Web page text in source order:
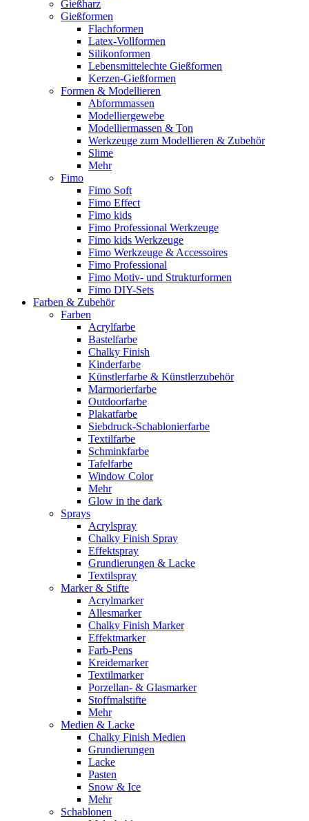
Gießharz
Gießformen
Flachformen
Latex-Vollformen
Silikonformen
Lebensmittelechte Gießformen
Kerzen-Gießformen
Formen & Modellieren
Abformmassen
Modelliergewebe
Modelliermassen & Ton
Werkzeuge zum Modellieren & Zubehör
Slime
Mehr
Fimo
Fimo Soft
Fimo Effect
Fimo kids
Fimo Professional Werkzeuge
Fimo kids Werkzeuge
Fimo Werkzeuge & Accessoires
Fimo Professional
Fimo Motiv- und Strukturformen
Fimo DIY-Sets
Farben & Zubehör
Farben
Acrylfarbe
Bastelfarbe
Chalky Finish
Kinderfarbe
Künstlerfarbe & Künstlerzubehör
Marmorierfarbe
Outdoorfarbe
Plakatfarbe
Siebdruck-Schablonierfarbe
Textilfarbe
Schminkfarbe
Tafelfarbe
Window Color
Mehr
Glow in the dark
Sprays
Acrylspray
Chalky Finish Spray
Effektspray
Grundierungen & Lacke
Textilspray
Marker & Stifte
Acrylmarker
Allesmarker
Chalky Finish Marker
Effektmarker
Farb-Pens
Kreidemarker
Textilmarker
Porzellan- & Glasmarker
Stoffmalstifte
Mehr
Medien & Lacke
Chalky Finish Medien
Grundierungen
Lacke
Pasten
Snow & Ice
Mehr
Schablonen